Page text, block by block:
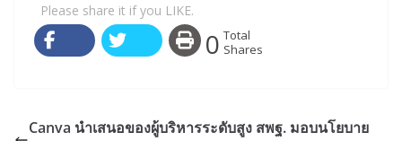
Please share it if you LIKE.
0 Total
Shares
Canva นำเสนอของผู้บริหารระดับสูง สพฐ. มอบนโยบาย